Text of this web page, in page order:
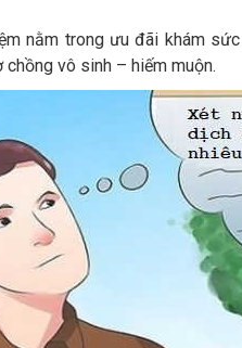
nằm trong ưu đãi khám
vô sinh – hiếm muộn.